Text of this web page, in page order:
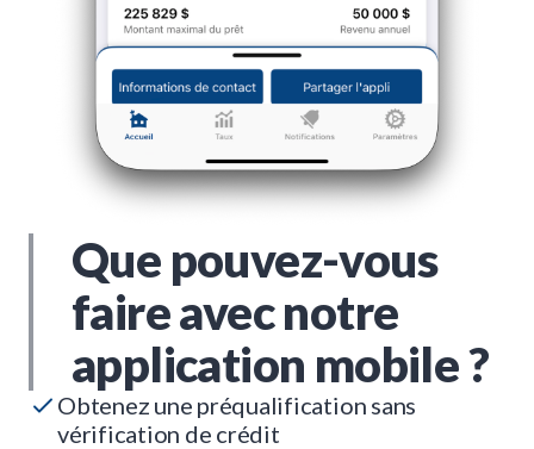
Que pouvez-vous
faire avec notre
application mobile ?
Obtenez une préqualification sans
vérification de crédit